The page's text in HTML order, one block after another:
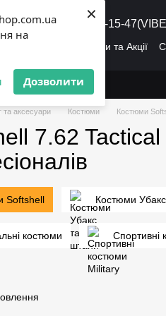
на
Дозволити
×
18-19,+38 (095) 486-15-
Знижки та Акції
та аксесуари Костюми Костюми
7.62 Tactical
Softshell Костюми
костюми Спортивні